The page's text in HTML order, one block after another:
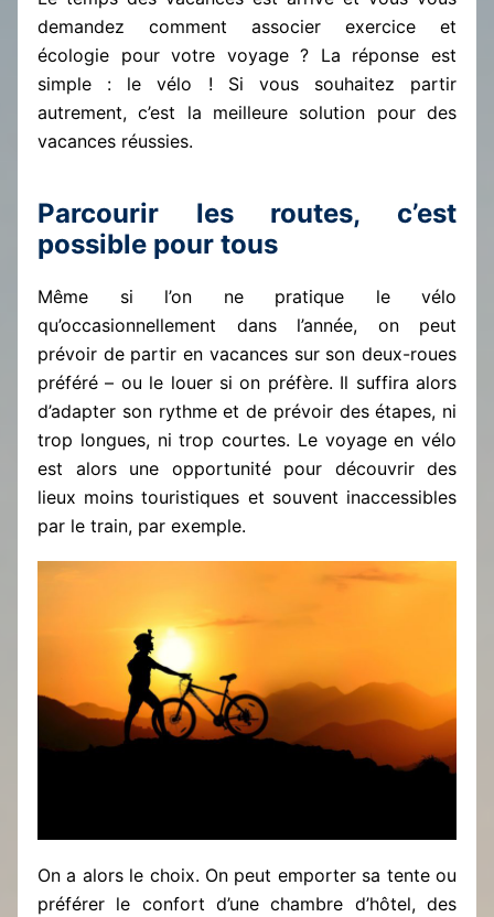
demandez comment associer exercice et
écologie pour votre voyage ? La réponse est
simple : le vélo ! Si vous souhaitez partir
autrement, c’est la meilleure solution pour des
vacances réussies.
Parcourir les routes, c’est
possible pour tous
Même si l’on ne pratique le vélo
qu’occasionnellement dans l’année, on peut
prévoir de partir en vacances sur son deux-roues
préféré – ou le louer si on préfère. Il suffira alors
d’adapter son rythme et de prévoir des étapes, ni
trop longues, ni trop courtes. Le voyage en vélo
est alors une opportunité pour découvrir des
lieux moins touristiques et souvent inaccessibles
par le train, par exemple.
On a alors le choix. On peut emporter sa tente ou
préférer le confort d’une chambre d’hôtel, des